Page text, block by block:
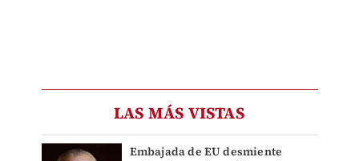
LAS MÁS VISTAS
Embajada de EU desmiente